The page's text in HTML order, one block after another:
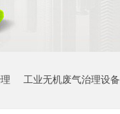
工业无机废气治理设备